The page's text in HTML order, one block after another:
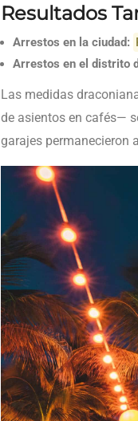
Resultados
Arrestos en la ciudad:
Arrestos en el distrito
Las medidas
de asientos en cafés—
garajes permanecieron